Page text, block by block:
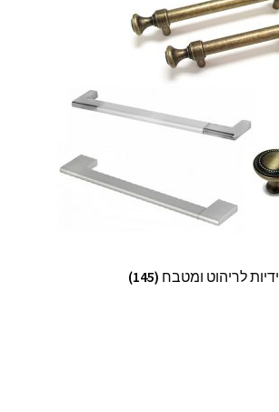
ידיות לריהוט ומטבח (145)